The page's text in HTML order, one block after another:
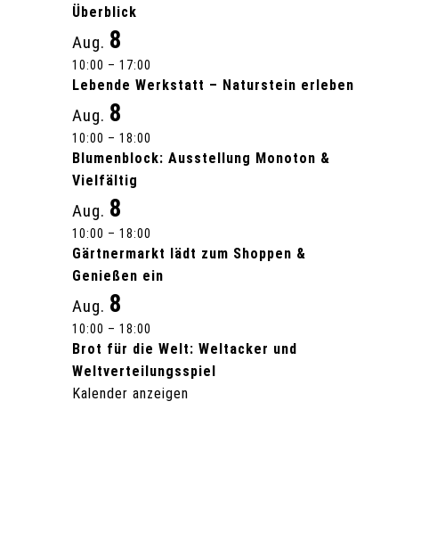
Überblick
Aug. 8
10:00 – 17:00
Lebende Werkstatt – Naturstein erleben
Aug. 8
10:00 – 18:00
Blumenblock: Ausstellung Monoton &
Vielfältig
Aug. 8
10:00 – 18:00
Gärtnermarkt lädt zum Shoppen &
Genießen ein
Aug. 8
10:00 – 18:00
Brot für die Welt: Weltacker und
Weltverteilungsspiel
Kalender anzeigen